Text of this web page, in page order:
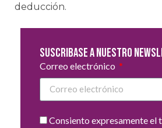
deducción.
Suscribase a nuestro
Correo electrónico
Consiento expresamente el